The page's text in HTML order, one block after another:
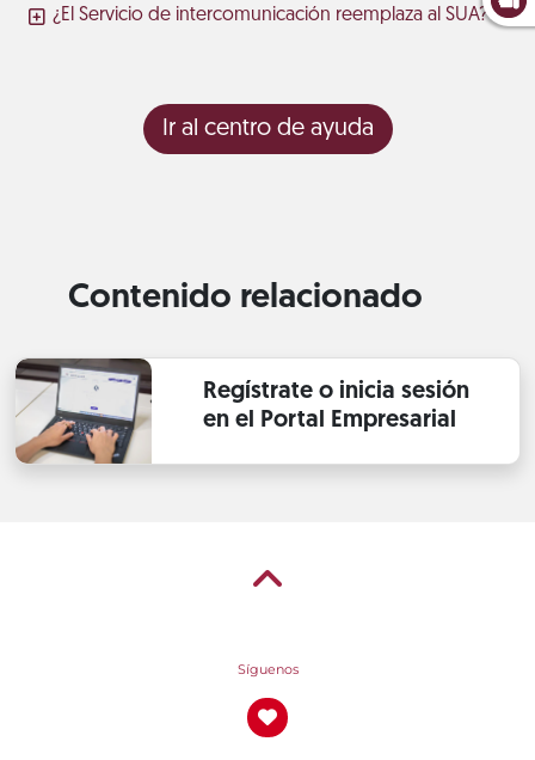
¿El Servicio de intercomunicación reemplaza al SUA?
Ir al centro de ayuda
Contenido relacionado
Regístrate o inicia sesión
en el Portal Empresarial
Síguenos